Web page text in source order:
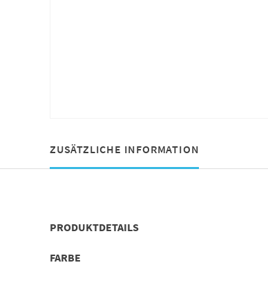
ZUSÄTZLICHE INFORMATION
PRODUKTDETAILS
FARBE